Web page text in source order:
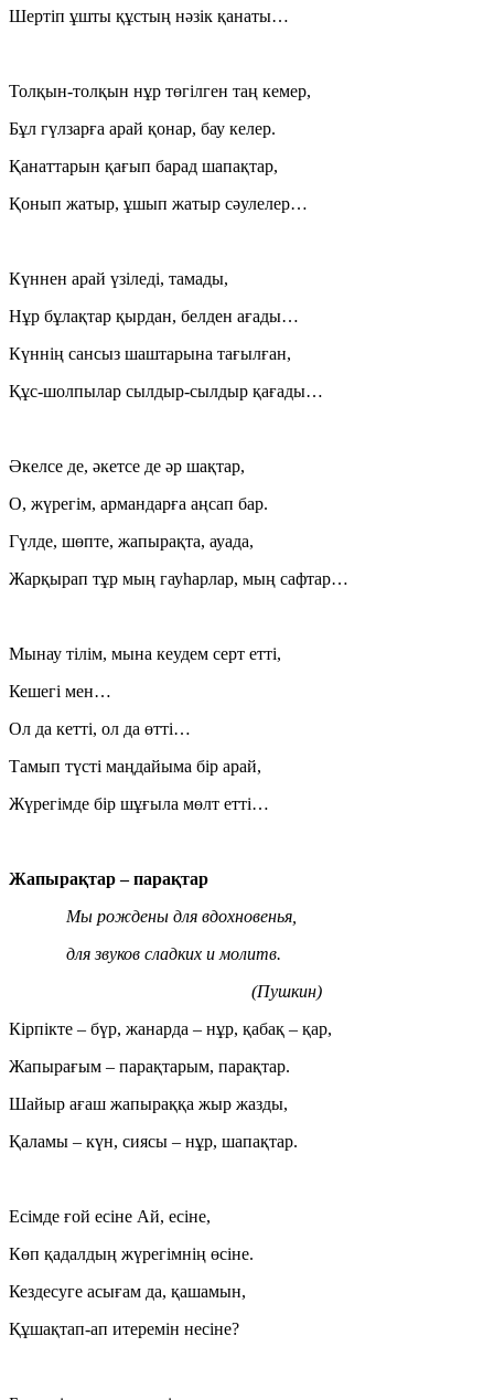
Шертіп ұшты құстың нәзік қанаты…
Толқын-толқын нұр төгілген таң кемер,
Бұл гүлзарға арай қонар, бау келер.
Қанаттарын қағып барад шапақтар,
Қонып жатыр, ұшып жатыр сәулелер…
Күннен арай үзіледі, тамады,
Нұр бұлақтар қырдан, белден ағады…
Күннің сансыз шаштарына тағылған,
Құс-шолпылар сылдыр-сылдыр қағады…
Әкелсе де, әкетсе де әр шақтар,
О, жүрегім, армандарға аңсап бар.
Гүлде, шөпте, жапырақта, ауада,
Жарқырап тұр мың гауһарлар, мың сафтар…
Мынау тілім, мына кеудем серт етті,
Кешегі мен…
Ол да кетті, ол да өтті…
Тамып түсті маңдайыма бір арай,
Жүрегімде бір шұғыла мөлт етті…
Жапырақтар – парақтар
Мы рождены для вдохновенья,
для звуков сладких и молитв.
(Пушкин)
Кірпікте – бүр, жанарда – нұр, қабақ – қар,
Жапырағым – парақтарым, парақтар.
Шайыр ағаш жапыраққа жыр жазды,
Қаламы – күн, сиясы – нұр, шапақтар.
Есімде ғой есіне Ай, есіне,
Көп қадалдың жүрегімнің өсіне.
Кездесуге асығам да, қашамын,
Құшақтап-ап итеремін несіне?